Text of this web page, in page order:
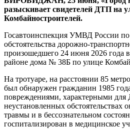
разыскивает свидетелей ДТП на
Комбайностроителей.
Госавтоинспекция УМВД России
обстоятельства дорожно-
произошедшего 24 июня 2026 года
районе дома № 38Б по улице
На тротуаре, на расстоянии 85
был обнаружен гражданин 1985
повреждениями, характерными
неустановленных обстоятельствах
травмы и в бессознательном
госпитализирован в медицинское